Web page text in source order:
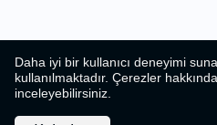
Daha iyi bir kullanıcı deneyimi
kullanılmaktadır. Çerezler
inceleyebilirsiniz.